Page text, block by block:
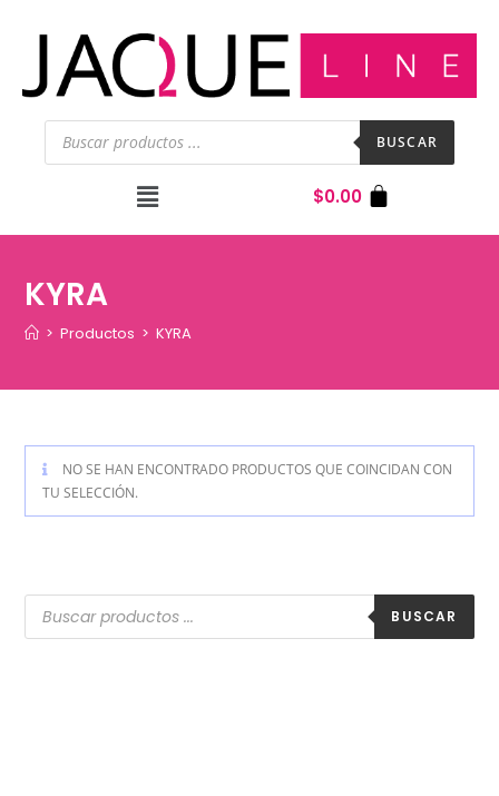
BUSCAR
$0.00
KYRA
> Productos > KYRA
NO SE HAN ENCONTRADO PRODUCTOS QUE COINCIDAN CON
TU SELECCIÓN.
BUSCAR